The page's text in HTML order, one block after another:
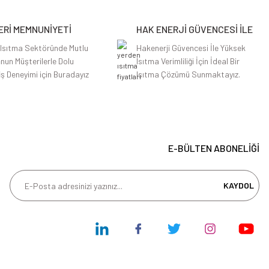
MEMNUNİYETİ
Sektöründe Mutlu
Müşterilerle Dolu
Deneyimi için Buradayız
HAK ENERJİ GÜVENCESİ İLE
Hakenerji Güvencesi İle Yüksek
Isıtma Verimliliği İçin İdeal Bir
Isıtma Çözümü Sunmaktayız.
E-BÜLTEN ABONELİĞİ
KAYDOL